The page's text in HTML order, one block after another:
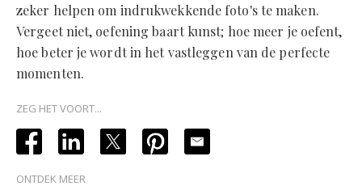
zeker helpen om indrukwekkende foto's te maken.
Vergeet niet, oefening baart kunst; hoe meer je oefent,
hoe beter je wordt in het vastleggen van de perfecte
momenten.
ZEG HET VOORT...
ONTDEK MEER